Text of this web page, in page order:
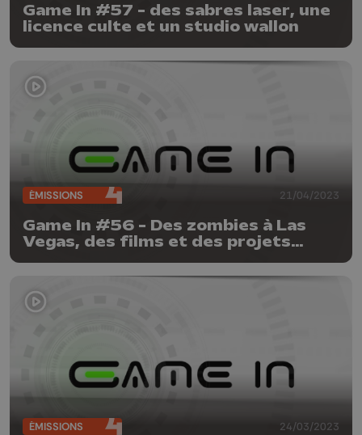
Game In #57 - des sabres laser, une
licence culte et un studio wallon
ÉMISSIONS 21/04/2023
Game In #56 - Des zombies à Las
Vegas, des films et des projets
ÉMISSIONS 24/03/2023